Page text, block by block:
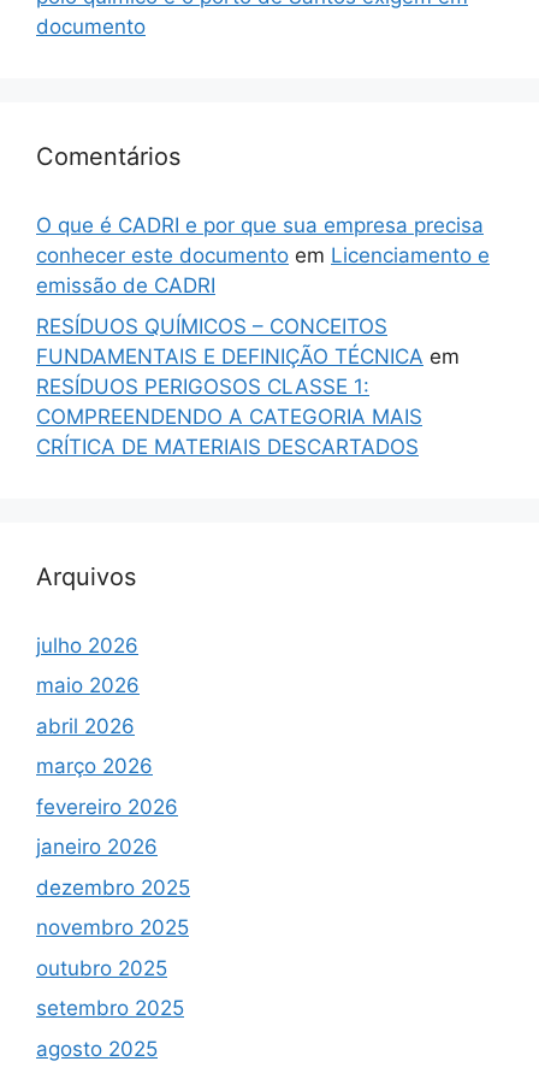
documento
Comentários
O que é CADRI e por que sua empresa precisa
conhecer este documento em Licenciamento e
emissão de CADRI
RESÍDUOS QUÍMICOS – CONCEITOS
FUNDAMENTAIS E DEFINIÇÃO TÉCNICA em
RESÍDUOS PERIGOSOS CLASSE 1:
COMPREENDENDO A CATEGORIA MAIS
CRÍTICA DE MATERIAIS DESCARTADOS
Arquivos
julho 2026
maio 2026
abril 2026
março 2026
fevereiro 2026
janeiro 2026
dezembro 2025
novembro 2025
outubro 2025
setembro 2025
agosto 2025